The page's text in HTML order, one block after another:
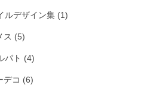
ルデザイン集 (1)
ス (5)
パト (4)
デコ (6)